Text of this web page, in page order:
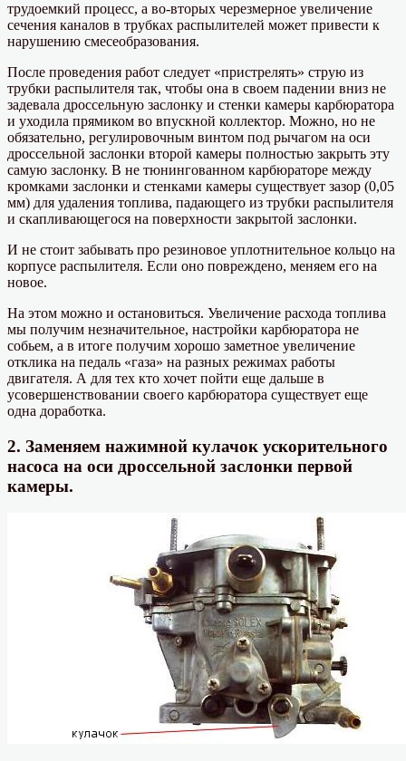
трудоемкий процесс, а во-вторых черезмерное увеличение
сечения каналов в трубках распылителей может привести к
нарушению смесеобразования.
После проведения работ следует «пристрелять» струю из
трубки распылителя так, чтобы она в своем падении вниз не
задевала дроссельную заслонку и стенки камеры карбюратора
и уходила прямиком во впускной коллектор. Можно, но не
обязательно, регулировочным винтом под рычагом на оси
дроссельной заслонки второй камеры полностью закрыть эту
самую заслонку. В не тюнингованном карбюраторе между
кромками заслонки и стенками камеры существует зазор (0,05
мм) для удаления топлива, падающего из трубки распылителя
и скапливающегося на поверхности закрытой заслонки.
И не стоит забывать про резиновое уплотнительное кольцо на
корпусе распылителя. Если оно повреждено, меняем его на
новое.
На этом можно и остановиться. Увеличение расхода топлива
мы получим незначительное, настройки карбюратора не
собьем, а в итоге получим хорошо заметное увеличение
отклика на педаль «газа» на разных режимах работы
двигателя. А для тех кто хочет пойти еще дальше в
усовершенствовании своего карбюратора существует еще
одна доработка.
2. Заменяем нажимной кулачок ускорительного
насоса на оси дроссельной заслонки первой
камеры.